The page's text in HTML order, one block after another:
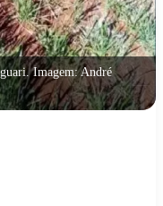
Imagem: André